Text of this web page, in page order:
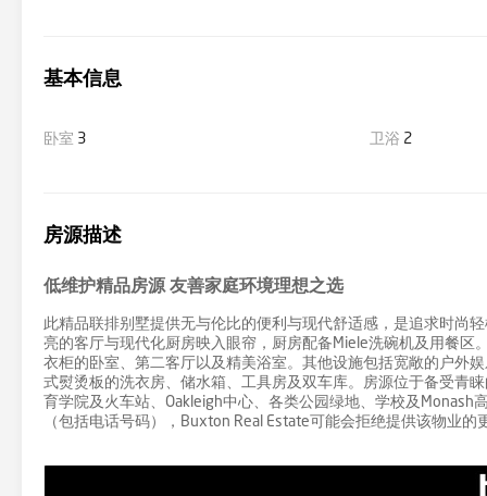
基本信息
卧室 3 卫浴 2
房源描述
低维护精品房源 友善家庭环境理想之选
此精品联排别墅提供无与伦比的便利与现代舒适感，是追求时尚
亮的客厅与现代化厨房映入眼帘，厨房配备Miele洗碗机及用餐
衣柜的卧室、第二客厅以及精美浴室。其他设施包括宽敞的户外
式熨烫板的洗衣房、储水箱、工具房及双车库。房源位于备受青
育学院及火车站、Oakleigh中心、各类公园绿地、学校及
（包括电话号码），Buxton Real Estate可能会拒绝提供该物业